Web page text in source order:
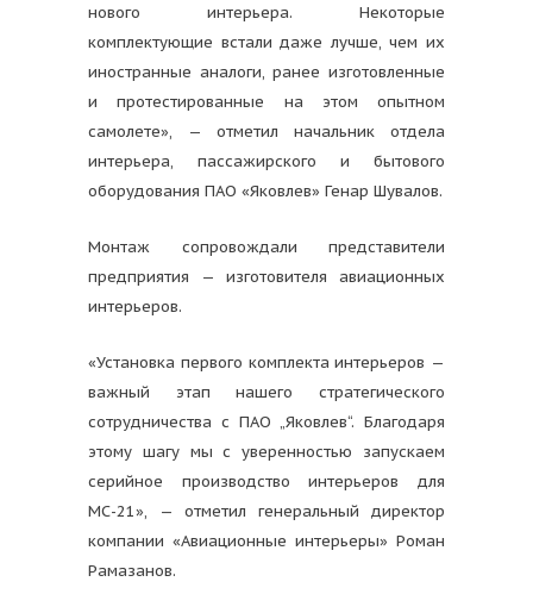
нового интерьера. Некоторые
комплектующие встали даже лучше, чем их
иностранные аналоги, ранее изготовленные
и протестированные на этом опытном
самолете», — отметил начальник отдела
интерьера, пассажирского и бытового
оборудования ПАО «Яковлев» Генар Шувалов.
Монтаж сопровождали представители
предприятия — изготовителя авиационных
интерьеров.
«Установка первого комплекта интерьеров —
важный этап нашего стратегического
сотрудничества с ПАО „Яковлев“. Благодаря
этому шагу мы с уверенностью запускаем
серийное производство интерьеров для
МС-21», — отметил генеральный директор
компании «Авиационные интерьеры» Роман
Рамазанов.